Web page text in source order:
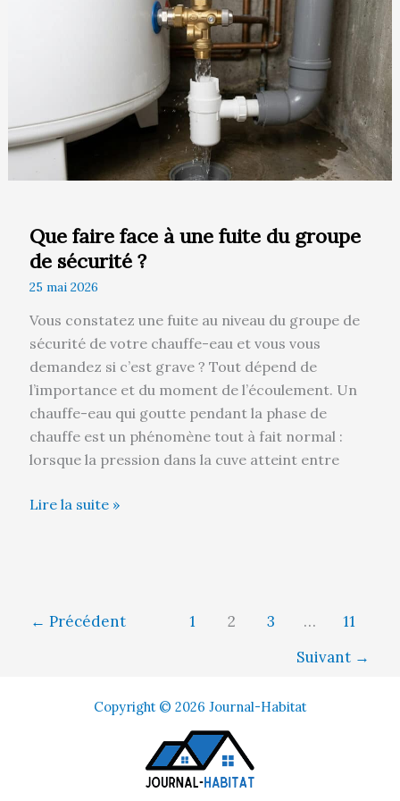
Que faire face à une fuite du groupe
de sécurité ?
25 mai 2026
Vous constatez une fuite au niveau du groupe de
sécurité de votre chauffe-eau et vous vous
demandez si c’est grave ? Tout dépend de
l’importance et du moment de l’écoulement. Un
chauffe-eau qui goutte pendant la phase de
chauffe est un phénomène tout à fait normal :
lorsque la pression dans la cuve atteint entre
groupe
sécurité
Lire la suite »
← Précédent 1 2 3 …
11
Suivant →
Copyright © 2026 Journal-Habitat